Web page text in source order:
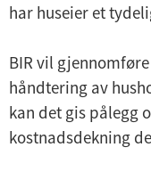
har huseier et
BIR vil
håndtering av
kan det gis pålegg
kostnadsdekning